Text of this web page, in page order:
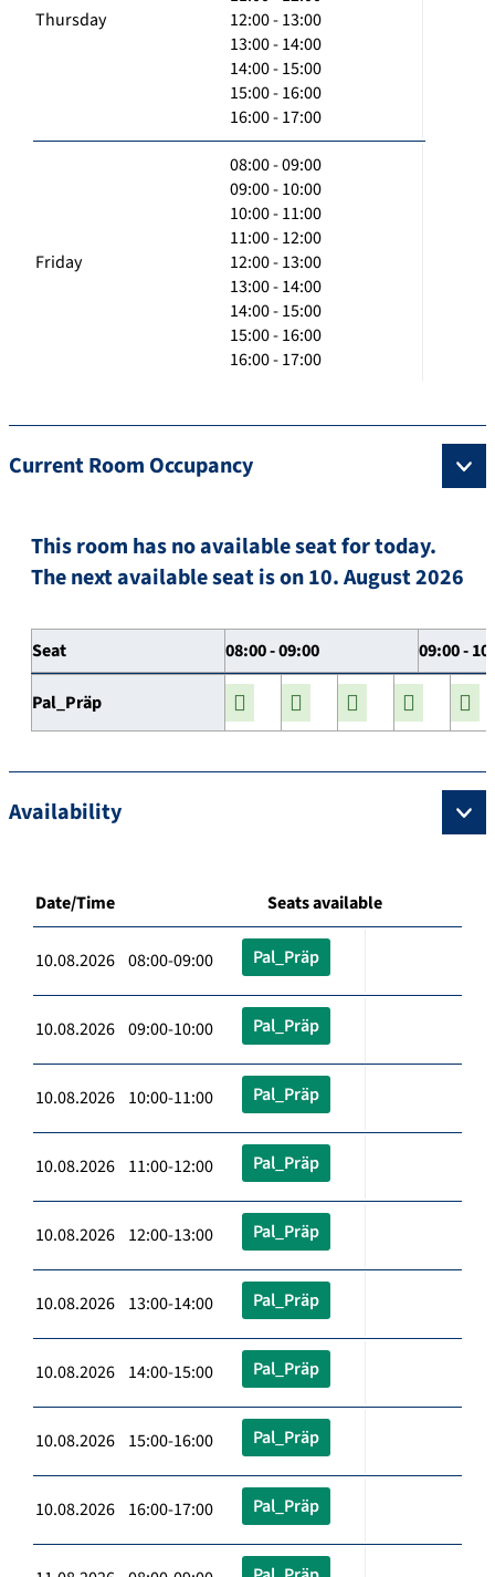
Thursday
12:00 - 13:00
13:00 - 14:00
14:00 - 15:00
15:00 - 16:00
16:00 - 17:00
Friday
08:00 - 09:00
09:00 - 10:00
10:00 - 11:00
11:00 - 12:00
12:00 - 13:00
13:00 - 14:00
14:00 - 15:00
15:00 - 16:00
16:00 - 17:00
Current Room Occupancy
This room has no available seat for today.
The next available seat is on 10. August 2026
Seat 08:00 - 09:00 09:00 -
Pal_Präp
Availability
Date/Time Seats available
10.08.2026 08:00-09:00 Pal_Präp
10.08.2026 09:00-10:00 Pal_Präp
10.08.2026 10:00-11:00 Pal_Präp
10.08.2026 11:00-12:00 Pal_Präp
10.08.2026 12:00-13:00 Pal_Präp
10.08.2026 13:00-14:00 Pal_Präp
10.08.2026 14:00-15:00 Pal_Präp
10.08.2026 15:00-16:00 Pal_Präp
10.08.2026 16:00-17:00 Pal_Präp